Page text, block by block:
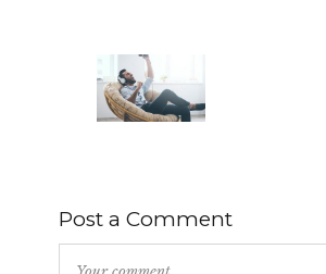
Post a Comment